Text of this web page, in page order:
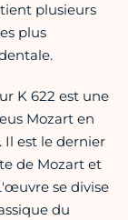
plusieurs
plus
K 622 est une
Mozart en
Il est le dernier
de Mozart et
se divise
du